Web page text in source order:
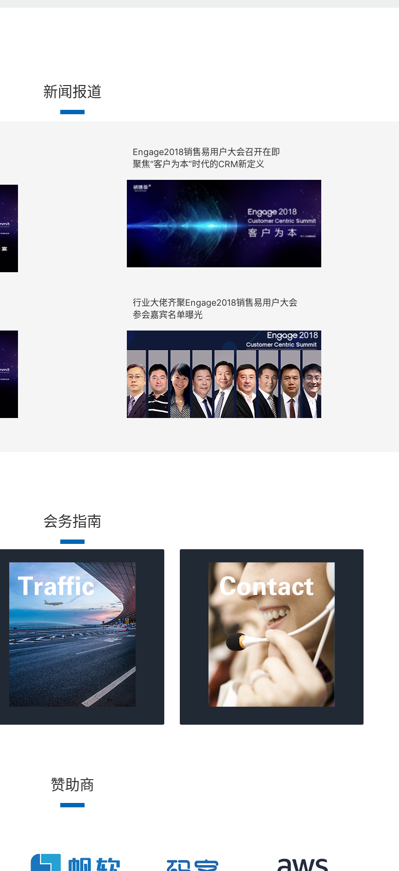
新闻报道
Engage2018销售易用户大会召开在即
聚焦“客户为本”时代的CRM新定义
行业大佬齐聚Engage2018销售易用户大会
参会嘉宾名单曝光
会务指南
酒店交通
公交1、4、37、120、126、52、99路 直达饭
店门口
地铁1号线东单站 建国门站出站步行5分钟；步
行到北京站5分钟
饭店到首都机场的班车，每半小时一班。
商务合作
联系电话：13488728390
合作邮箱：wangli@www-
test.xiaoshouyi.com
微信联系方式：
赞助商